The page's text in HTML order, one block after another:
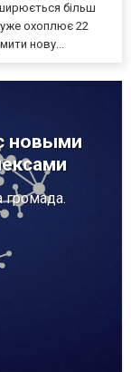
більш
уже охоплює 22
нову...
новыми
громада.